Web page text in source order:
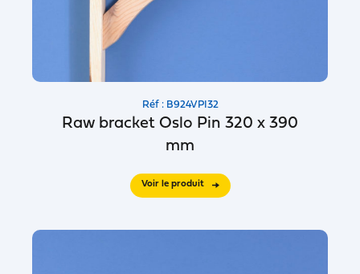
Réf : B924VPI32
Raw bracket Oslo Pin 320 x 390
mm
Voir le produit